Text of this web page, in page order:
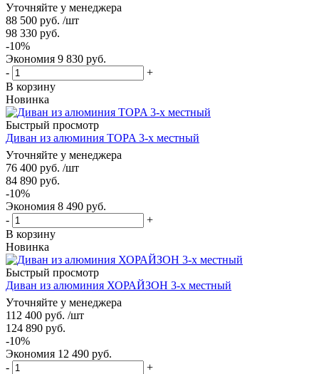
Уточняйте у менеджера
88 500 руб. /шт
98 330 руб.
-10%
Экономия 9 830 руб.
-
+
В корзину
Новинка
Быстрый просмотр
Диван из алюминия TOPA 3-х местный
Уточняйте у менеджера
76 400 руб. /шт
84 890 руб.
-10%
Экономия 8 490 руб.
-
+
В корзину
Новинка
Быстрый просмотр
Диван из алюминия ХОРАЙЗОН 3-х местный
Уточняйте у менеджера
112 400 руб. /шт
124 890 руб.
-10%
Экономия 12 490 руб.
-
+